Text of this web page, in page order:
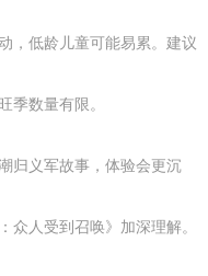
，低龄儿童可能易累。建议
季数量有限。
归义军故事，体验会更沉
众人受到召唤》加深理解。